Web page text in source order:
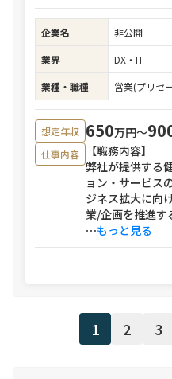
企業名
非公開
業界
DX・IT
業種・職種
営業(プリセ
想定年収 650万円〜
仕事内容
【職務内容】
弊社が提供する
ョン・サービス
ジネス拡大に向
業/企画を推進す
⋯もっと見る
1 2 3